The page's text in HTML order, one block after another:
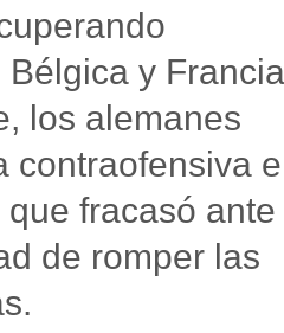
y
los alemanes
contraofensiva
fracasó ante
de romper las